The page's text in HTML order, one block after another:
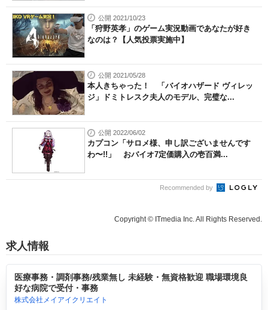
公開 2021/10/23
「狩野英孝」のゲーム実況動画であなたが好き
なのは？【人気投票実施中】
公開 2021/05/28
本人きちゃった！ 「バイオハザード ヴィレッ
ジ」ドミトレスク夫人のモデル、完璧な...
公開 2022/06/02
カプコン「サロメ様、申し訳ございませんです
わ〜!!」 おバイオ7定価購入の壱百満...
Recommended by
Copyright © ITmedia Inc. All Rights Reserved.
求人情報
医療事務・調剤事務/残業無し 未経験・無資格歓迎 職場環境良
好な病院で受付・事務
株式会社メイアイクリエイト